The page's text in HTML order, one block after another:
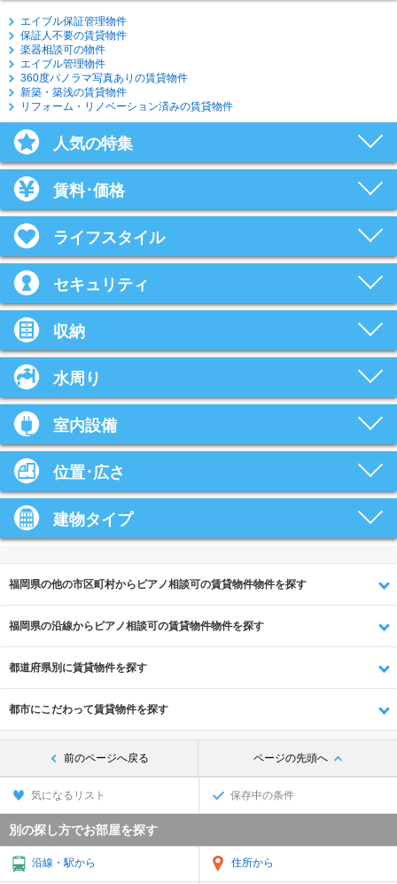
エイブル保証管理物件
保証人不要の賃貸物件
楽器相談可の物件
エイブル管理物件
360度パノラマ写真ありの賃貸物件
新築・築浅の賃貸物件
リフォーム・リノベーション済みの賃貸物件
人気の特集
賃料･価格
ライフスタイル
セキュリティ
収納
水周り
室内設備
位置･広さ
建物タイプ
福岡県の他の市区町村からピアノ相談可の賃貸物件物件を探す
福岡県の沿線からピアノ相談可の賃貸物件物件を探す
都道府県別に賃貸物件を探す
都市にこだわって賃貸物件を探す
前のページへ戻る ページの先頭へ
気になるリスト 保存中の条件
別の探し方でお部屋を探す
沿線・駅から 住所から